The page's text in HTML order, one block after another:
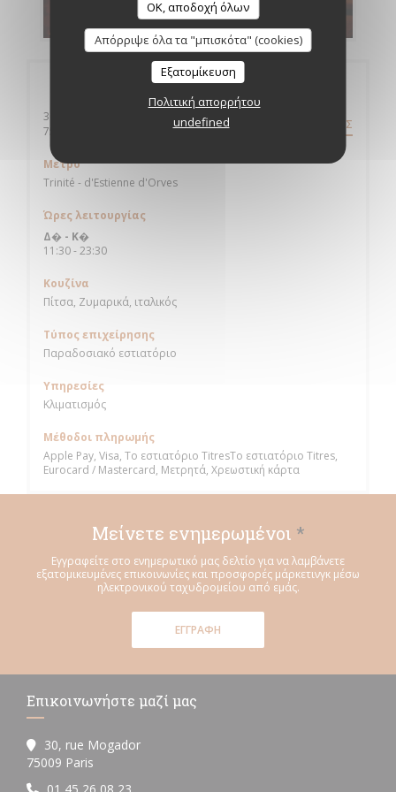
OK, αποδοχή όλων
Απόρριψε όλα τα "μπισκότα" (cookies)
Εξατομίκευση
Πολιτική απορρήτου
undefined
ΑΝΑΚΑΛΎΨΤΕ ΤΟ ΜΕΝΟΎ ΜΑΣ
Γενικές πληροφορίες
30, rue Mogador
75009 Paris
((ανοίγει σε νέο παράθυρο)) ΟΔΗΓΊΕΣ
Μετρό
Trinité - d'Estienne d'Orves
Ώρες λειτουργίας
Δ� - Κ�
11:30 - 23:30
Κουζίνα
Πίτσα, Ζυμαρικά, ιταλικός
Τύπος επιχείρησης
Παραδοσιακό εστιατόριο
Υπηρεσίες
Κλιματισμός
Μέθοδοι πληρωμής
Apple Pay, Visa, Το εστιατόριο TitresΤο εστιατόριο Titres,
Eurocard / Mastercard, Μετρητά, Χρεωστική κάρτα
Μείνετε ενημερωμένοι *
Εγγραφείτε στο ενημερωτικό μας δελτίο για να λαμβάνετε
εξατομικευμένες επικοινωνίες και προσφορές μάρκετινγκ μέσω
ηλεκτρονικού ταχυδρομείου από εμάς.
ΕΓΓΡΑΦΉ
Επικοινωνήστε μαζί μας
30, rue Mogador
75009 Paris